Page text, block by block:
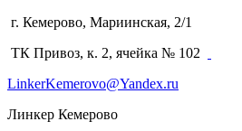
г. Кемерово, Мариинская, 2/1
ТК Привоз, к. 2, ячейка № 102
LinkerKemerovo@Yandex.ru
Линкер Кемерово